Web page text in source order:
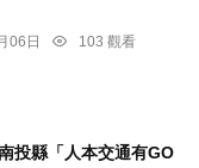
06日
103 觀看
投縣「人本交通有GO